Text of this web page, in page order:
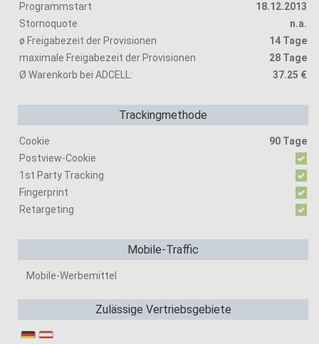
Programmstart
18.12.2013
Stornoquote
n.a.
ø Freigabezeit der Provisionen
14 Tage
maximale Freigabezeit der Provisionen
28 Tage
Ø Warenkorb bei ADCELL:
37.25 €
Trackingmethode
Cookie
90 Tage
Postview-Cookie
1st Party Tracking
Fingerprint
Retargeting
Mobile-Traffic
Mobile-Werbemittel
Zulässige Vertriebsgebiete